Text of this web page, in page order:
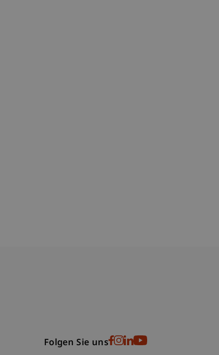
Verzeichnis
Folgen Sie uns